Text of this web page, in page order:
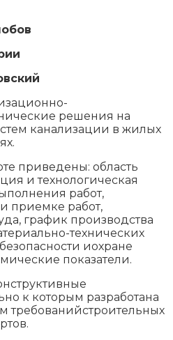
решения на
канализации в жилых
приведены: область
и технологическая
работ,
приемке работ,
график производства
технических
иохране
показатели.
к которым разработана
требованийстроительных